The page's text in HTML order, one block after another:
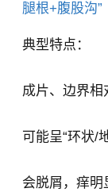
腿根+腹股沟”
典型特点：
成片、边界相
可能呈“环状/
会脱屑，痒明